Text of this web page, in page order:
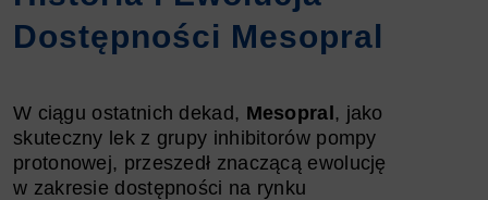
Dostępności Mesopral
W ciągu ostatnich dekad, Mesopral, jako
skuteczny lek z grupy inhibitorów pompy
protonowej, przeszedł znaczącą ewolucję
w zakresie dostępności na rynku